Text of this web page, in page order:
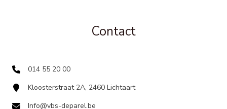
Contact
014 55 20 00
Kloosterstraat 2A, 2460 Lichtaart
Info@vbs-deparel.be